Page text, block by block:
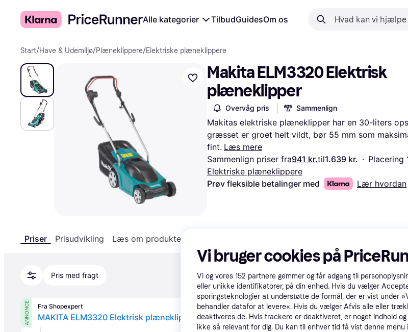
Alle kategorier TilbudGuidesOm os
Start/Have & Udemiljø/Plæneklippere/Elektriske plæneklippere
Makita ELM3320 Elektrisk
plæneklipper
Overvåg pris Sammenlign
Makitas elektriske plæneklipper har en 30-liters
græsset er groet helt vildt, bør 55 mm som
fint. Læs mere
Sammenlign priser fra941 kr.til1.639 kr. · Placering
Elektriske plæneklippere
Prøv fleksible betalinger med
Lær hvordan
Priser Prisudvikling Læs om produktet
Pris med fragt
ANNONCE Fra Shopexpert
MAKITA ELM3320 Elektrisk plæneklipper 1200 W, 33 cm 39 kr.
Vi bruger cookies på
Vi og vores 152 partnere gemmer og får adgang til
eller unikke identifikatorer, på din enhed. Hvis du vælger
sporingsteknologier at understøtte de formål, der er vist under
behandler datafor at levere«. Hvis du vælger Afvis alle eller
deaktiveres de. Hvis trackere er deaktiveret, er noget indhold og
ikke så relevant for dig. Du kan til enhver tid få vist denne